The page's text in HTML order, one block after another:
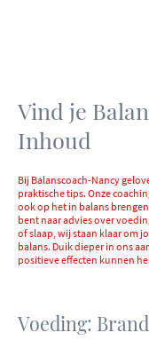
Vind je
Inhoud
Bij Balanscoach-Nancy
praktische tips. Onze
ook op het in balans
bent naar advies over
of slaap, wij staan klaar om
balans. Duik dieper in ons
positieve effecten kunnen
Voeding: